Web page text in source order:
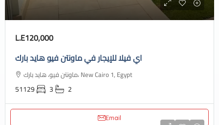
L.E120,000
اي فيلا للإيجار في ماونتن فيو هايد بارك
ماونتن فيو، هايد بارك، New Cairo 1, Egypt
51129 3 2
Email